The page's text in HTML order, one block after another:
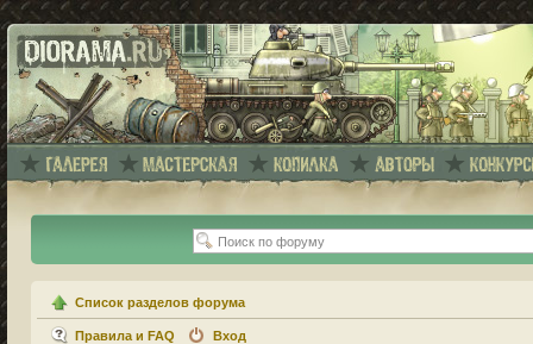
Список разделов форума
Правила и FAQ Вход